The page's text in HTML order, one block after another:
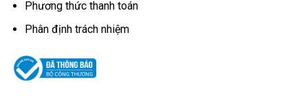
Phương thức thanh toán
Phân định trách nhiệm